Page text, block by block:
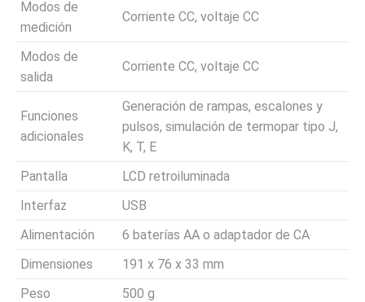
Modos de
medición
Corriente CC, voltaje CC
Modos de
salida
Corriente CC, voltaje CC
Funciones
adicionales
Generación de rampas, escalones y
pulsos, simulación de termopar tipo J,
K, T, E
Pantalla
LCD retroiluminada
Interfaz
USB
Alimentación
6 baterías AA o adaptador de CA
Dimensiones
191 x 76 x 33 mm
Peso
500 g